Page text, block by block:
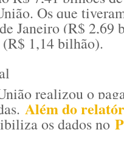
Os que
Janeiro (R$
1,14 bilhão).
realizou o
Além do
os dados no